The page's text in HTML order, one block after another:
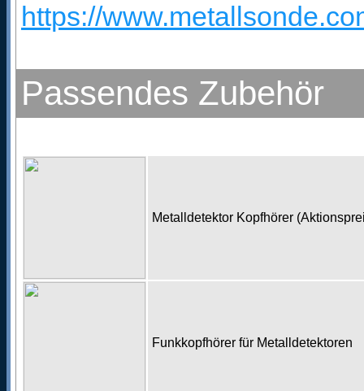
https://
Passendes Zubehör
Metalldetektor Kopfhörer
Funkkopfhörer für Metalldetektoren